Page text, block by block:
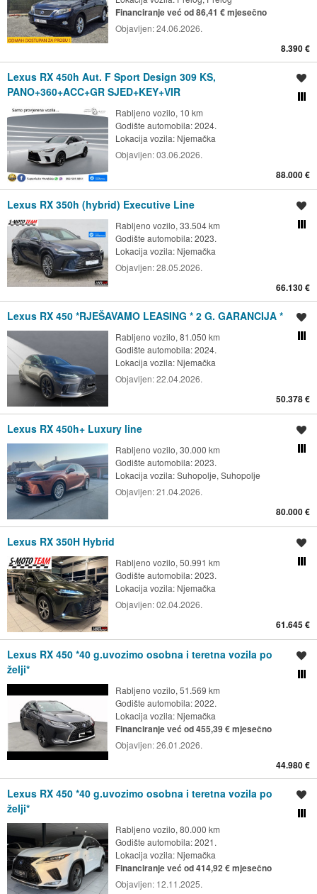
Financiranje već od 86,41 € mjesečno
Objavljen:24.06.2026.
8.390 €
Lexus RX 450h Aut. F Sport Design 309 KS,
PANO+360+ACC+GR SJED+KEY+VIR
Rabljeno vozilo, 10 km
Godište automobila: 2024.
Lokacija vozila: Njemačka
Objavljen:03.06.2026.
88.000 €
Lexus RX 350h (hybrid) Executive Line
Rabljeno vozilo, 33.504 km
Godište automobila: 2023.
Lokacija vozila: Njemačka
Objavljen:28.05.2026.
66.130 €
Lexus RX 450 *RJEŠAVAMO LEASING * 2 G. GARANCIJA *
Rabljeno vozilo, 81.050 km
Godište automobila: 2024.
Lokacija vozila: Njemačka
Objavljen:22.04.2026.
50.378 €
Lexus RX 450h+ Luxury line
Rabljeno vozilo, 30.000 km
Godište automobila: 2023.
Lokacija vozila:Suhopolje, Suhopolje
Objavljen:21.04.2026.
80.000 €
Lexus RX 350H Hybrid
Rabljeno vozilo, 50.991 km
Godište automobila: 2023.
Lokacija vozila: Njemačka
Objavljen:02.04.2026.
61.645 €
Lexus RX 450 *40 g.uvozimo osobna i teretna vozila po
želji*
Rabljeno vozilo, 51.569 km
Godište automobila: 2022.
Lokacija vozila: Njemačka
Financiranje već od 455,39 € mjesečno
Objavljen:26.01.2026.
44.980 €
Lexus RX 450 *40 g.uvozimo osobna i teretna vozila po
želji*
Rabljeno vozilo, 80.000 km
Godište automobila: 2021.
Lokacija vozila: Njemačka
Financiranje već od 414,92 € mjesečno
Objavljen: 12.11.2025.